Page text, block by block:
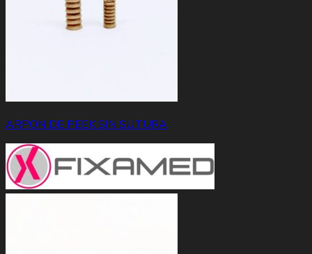
ARPON DE PEEK SIN SUTURA